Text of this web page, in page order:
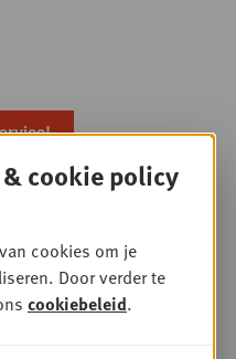
cookie policy
cookies om je
Door verder te
cookiebeleid.